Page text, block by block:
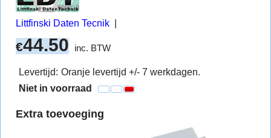
Littfinski Daten Tecnik
€44.50 inc. BTW
Levertijd: Oranje levertijd +/- 7 werkdagen.
Niet in voorraad
Extra toevoeging